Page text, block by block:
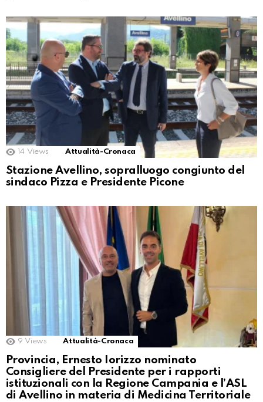
14 Views Attualità-Cronaca
Stazione Avellino, sopralluogo congiunto del
sindaco Pizza e Presidente Picone
9 Views Attualità-Cronaca
Provincia, Ernesto Iorizzo nominato
Consigliere del Presidente per i rapporti
istituzionali con la Regione Campania e l’ASL
di Avellino in materia di Medicina Territoriale